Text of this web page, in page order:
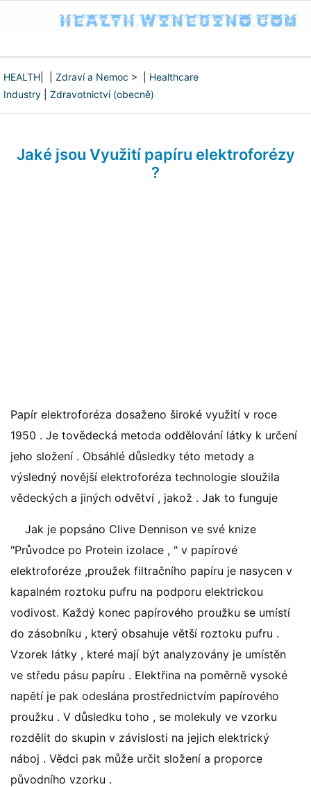
HEALTH Zdraví a Nemoc > | Healthcare
Industry
Zdravotnictví (obecně)
Jaké jsou Využití papíru elektroforézy
?
Papír elektroforéza dosaženo široké využití v roce
1950 . Je tovědecká metoda oddělování látky k určení
jeho složení . Obsáhlé důsledky této metody a
výsledný novější elektroforéza technologie sloužila
vědeckých a jiných odvětví , jakož . Jak to funguje
Jak je popsáno Clive Dennison ve své knize
"Průvodce po Protein izolace , " v papírové
elektroforéze ,proužek filtračního papíru je nasycen v
kapalném roztoku pufru na podporu elektrickou
vodivost. Každý konec papírového proužku se umístí
do zásobníku , který obsahuje větší roztoku pufru .
Vzorek látky , které mají být analyzovány je umístěn
ve středu pásu papíru . Elektřina na poměrně vysoké
napětí je pak odeslána prostřednictvím papírového
proužku . V důsledku toho , se molekuly ve vzorku
rozdělit do skupin v závislosti na jejich elektrický
náboj . Vědci pak může určit složení a proporce
původního vzorku .